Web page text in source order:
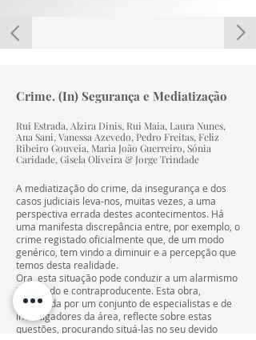
Crime. (In) Segurança e Mediatização
Rui Estrada, Alzira Dinis, Rui Maia, Laura Nunes,
Ana Sani, Vanessa Azevedo, Pedro Freitas, Feliz
Ribeiro Gouveia, Maria João Guerreiro, Sónia
Caridade, Gisela Oliveira & Jorge Trindade
A mediatização do crime, da insegurança e dos
casos judiciais leva-nos, muitas vezes, a uma
perspectiva errada destes acontecimentos. Há
uma manifesta discrepância entre, por exemplo, o
crime registado oficialmente que, de um modo
genérico, tem vindo a diminuir e a percepção que
temos desta realidade.
Ora, esta situação pode conduzir a um alarmismo
infundado e contraproducente. Esta obra,
elaborada por um conjunto de especialistas e de
investigadores da área, reflecte sobre estas
questões, procurando situá-las no seu devido